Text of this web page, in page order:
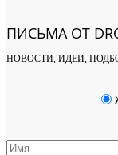
ПИСЬМА ОТ
НОВОСТИ, ИДЕИ,